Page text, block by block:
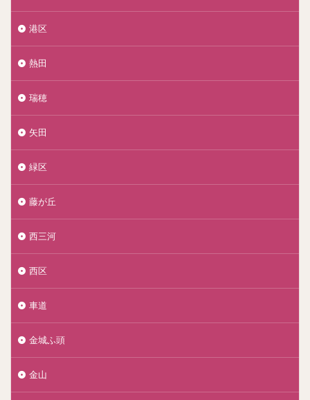
港区
熱田
瑞穂
矢田
緑区
藤が丘
西三河
西区
車道
金城ふ頭
金山